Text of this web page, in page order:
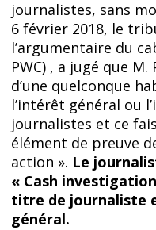
journalistes, sans
6 février 2018, le
l’argumentaire du
PWC) , a jugé que
d’une quelconque
l’intérêt général ou
journalistes et ce
élément de preuve
action ». Le
« Cash
titre de journaliste
général.